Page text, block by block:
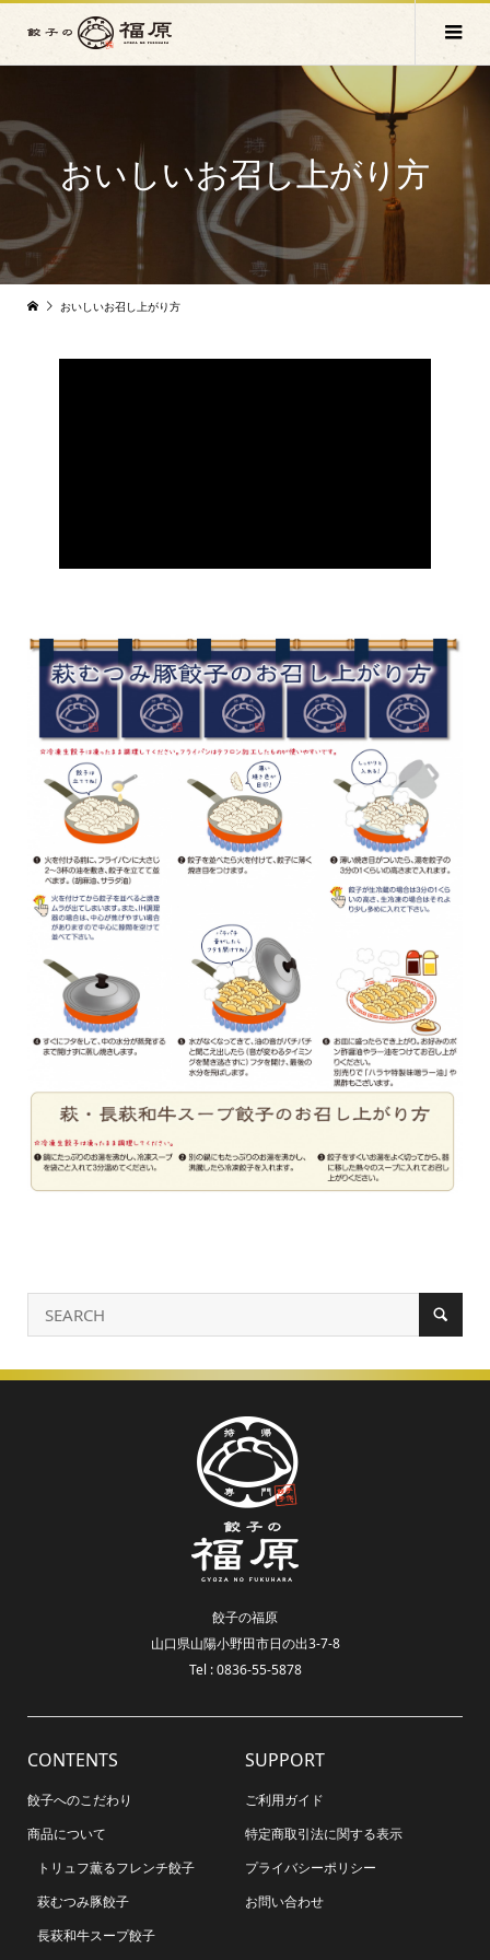
おいしいお召し上がり方
おいしいお召し上がり方
餃子の福原
山口県山陽小野田市日の出3-7-8
Tel : 0836-55-5878
CONTENTS
餃子へのこだわり
商品について
トリュフ薫るフレンチ餃子
萩むつみ豚餃子
長萩和牛スープ餃子
SUPPORT
ご利用ガイド
特定商取引法に関する表示
プライバシーポリシー
お問い合わせ